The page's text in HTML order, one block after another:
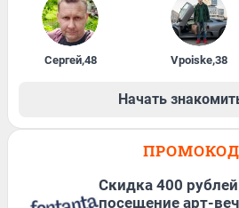
Сергей,48 Vpoiske,38
Начать
Cкидка 400
посещение арт-